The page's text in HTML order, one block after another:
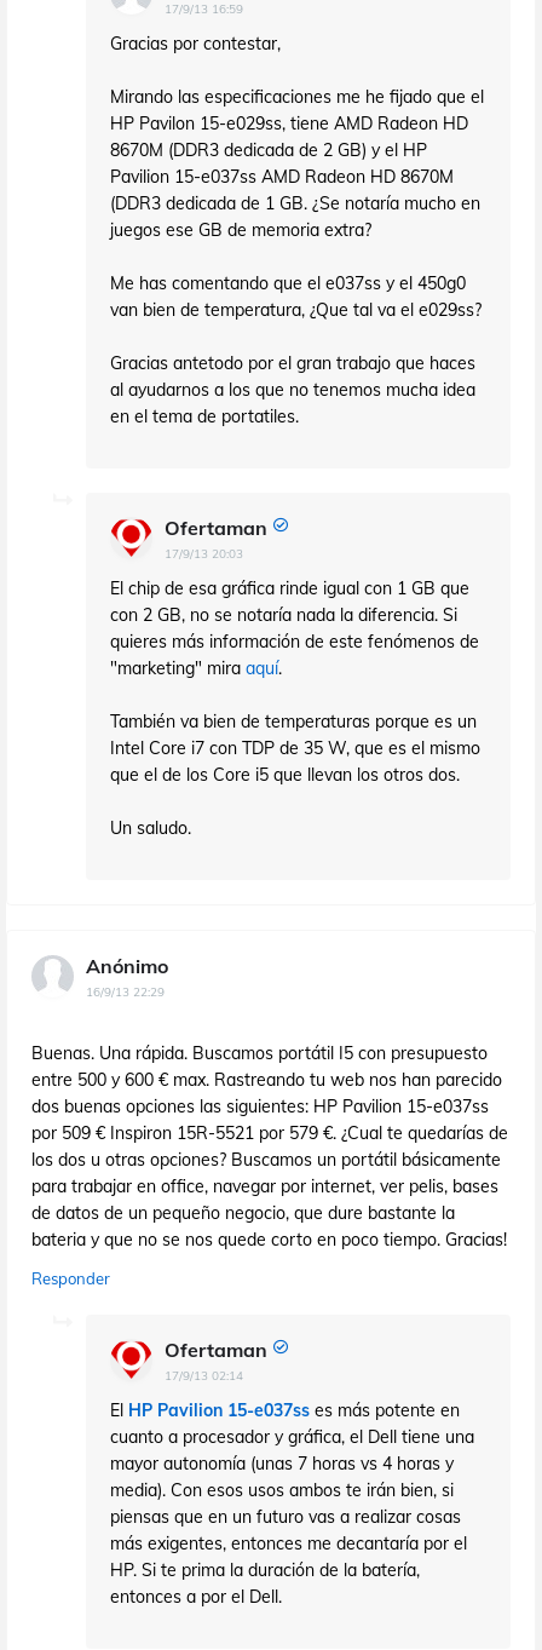
17/9/13 16:59
Gracias por contestar,
Mirando las especificaciones me he fijado que el
HP Pavilon 15-e029ss, tiene AMD Radeon HD
8670M (DDR3 dedicada de 2 GB) y el HP
Pavilion 15-e037ss AMD Radeon HD 8670M
(DDR3 dedicada de 1 GB. ¿Se notaría mucho en
juegos ese GB de memoria extra?
Me has comentando que el e037ss y el 450g0
van bien de temperatura, ¿Que tal va el e029ss?
Gracias antetodo por el gran trabajo que haces
al ayudarnos a los que no tenemos mucha idea
en el tema de portatiles.
Ofertaman
17/9/13 20:03
El chip de esa gráfica rinde igual con 1 GB que
con 2 GB, no se notaría nada la diferencia. Si
quieres más información de este fenómenos de
"marketing" mira aquí.
También va bien de temperaturas porque es un
Intel Core i7 con TDP de 35 W, que es el mismo
que el de los Core i5 que llevan los otros dos.
Un saludo.
Anónimo
16/9/13 22:29
Buenas. Una rápida. Buscamos portátil I5 con presupuesto
entre 500 y 600 € max. Rastreando tu web nos han parecido
dos buenas opciones las siguientes: HP Pavilion 15-e037ss
por 509 € Inspiron 15R-5521 por 579 €. ¿Cual te quedarías de
los dos u otras opciones? Buscamos un portátil básicamente
para trabajar en office, navegar por internet, ver pelis, bases
de datos de un pequeño negocio, que dure bastante la
bateria y que no se nos quede corto en poco tiempo. Gracias!
Responder
Ofertaman
17/9/13 02:14
El HP Pavilion 15-e037ss es más potente en
cuanto a procesador y gráfica, el Dell tiene una
mayor autonomía (unas 7 horas vs 4 horas y
media). Con esos usos ambos te irán bien, si
piensas que en un futuro vas a realizar cosas
más exigentes, entonces me decantaría por el
HP. Si te prima la duración de la batería,
entonces a por el Dell.